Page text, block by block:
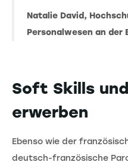
Natalie David,
Personalwesen an der
Soft Skills
erwerben
Ebenso wie der
deutsch-französische